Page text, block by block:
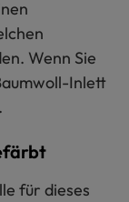
Wenn Sie
Inlett
für dieses